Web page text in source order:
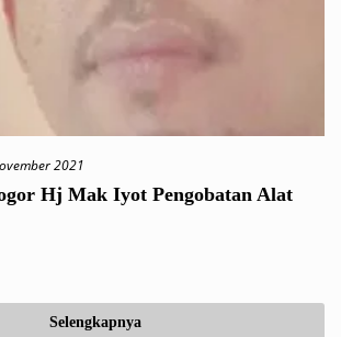
2021
Hj Mak Iyot Pengobatan Alat
Selengkapnya